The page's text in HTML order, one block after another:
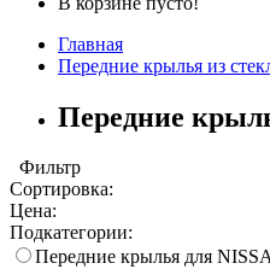
Главная
Передние крылья из
Передние
Фильтр
Сортировка:
Цена:
Подкатегории:
Передние крылья для